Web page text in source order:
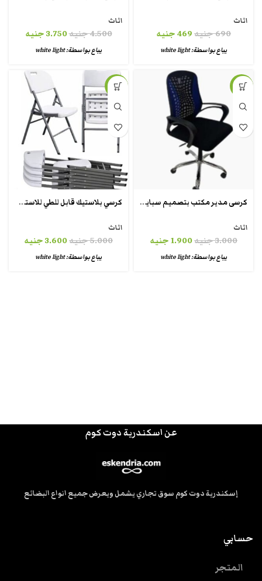
اثاث
690جنيه469جنيه
يباع بواسطة:white light
اثاث
4.500جنيه3.750جنيه
يباع بواسطة:white light
-37%
كرسى مدير مكتب بتصميم سبايدر
اثاث
3.000جنيه1.900جنيه
يباع بواسطة:white light
-28%
كرسي بلاستيك قابل للطي للاستخدام التجاري 4 قطع
اثاث
5.000جنيه3.600جنيه
يباع بواسطة:white light
عن اسكندرية دوت كوم
إسكندرية دوت كوم سوق تجاري يشمل ويعرض جميع انواع البضائع
حسابي
المتجر